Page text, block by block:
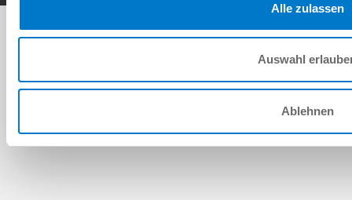
Alle zulassen
Auswahl
Ablehnen